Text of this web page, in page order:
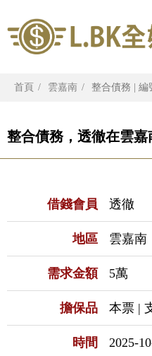
首頁 雲嘉南 整合債務 | 編
整合債務，透徹在雲嘉
借錢會員 透徹
地區 雲嘉南
需求金額 5萬
擔保品 本票 |
時間 2025-